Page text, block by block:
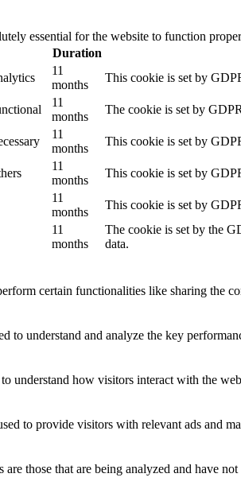
essential for the website to function
Duration
11
months
This cookie is set by
11
months
The cookie is set by
11
months
This cookie is set by
11
months
This cookie is set by
11
months
This cookie is set by
11
months
The cookie is set by the
data.
certain functionalities like sharing the
to understand and analyze the key
understand how visitors interact with the
to provide visitors with relevant ads and
those that are being analyzed and have